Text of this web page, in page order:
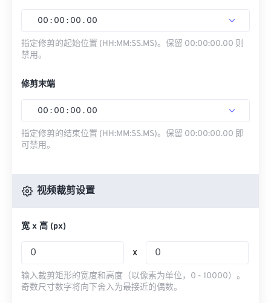
00 : 00 : 00 . 00
指定修剪的起始位置 (HH:MM:SS.MS)。保留 00:00:00.00 则
禁用。
修剪末端
00 : 00 : 00 . 00
指定修剪的结束位置 (HH:MM:SS.MS)。保留 00:00:00.00 即
可禁用。
视频裁剪设置
宽 x 高 (px)
x
输入裁剪矩形的宽度和高度（以像素为单位，0 - 10000）。
奇数尺寸数字将向下舍入为最接近的偶数。